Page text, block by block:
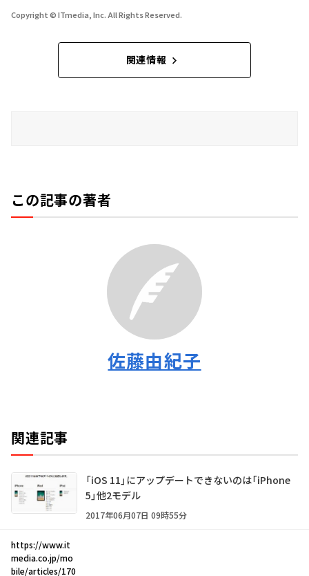
Copyright © ITmedia, Inc. All Rights Reserved.
関連情報
この記事の著者
佐藤由紀子
関連記事
「iOS 11」にアップデートできないのは「iPhone
5」他2モデル
2017年06月07日 09時55分
https://www.it
media.co.jp/mo
bile/articles/170